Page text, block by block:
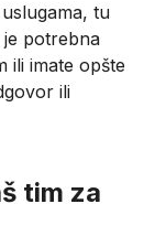
tu
je potrebna
ili imate opšte
ili
tim za